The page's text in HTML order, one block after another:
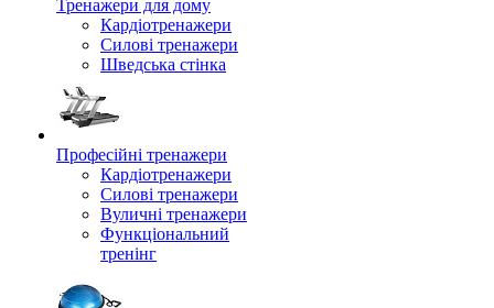
Тренажери для дому
Кардіотренажери
Силові тренажери
Шведська стінка
Професійні тренажери
Кардіотренажери
Силові тренажери
Вуличні тренажери
Функціональний
тренінг